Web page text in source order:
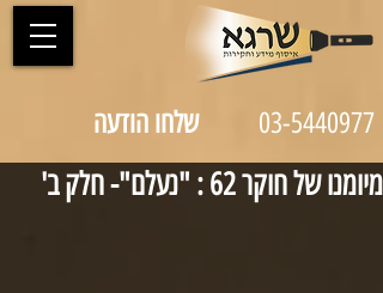
03-5440977 שלחו הודעה
מיומנו של חוקר 62 : "נעלם"- חלק ב'